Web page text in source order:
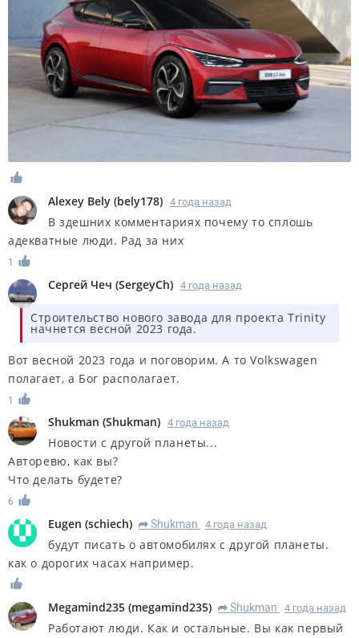
Alexey Bely (bely178) 4 года назад
В здешних комментариях почему то сплошь
адекватные люди. Рад за них
1
Сергей Чеч (SergeyCh) 4 года назад
Строительство нового завода для проекта Trinity
начнется весной 2023 года.
Вот весной 2023 года и поговорим. А то Volkswagen
полагает, а Бог располагает.
1
Shukman (Shukman) 4 года назад
Новости с другой планеты...
Авторевю, как вы?
Что делать будете?
6
Eugen (schiech) R Shukman 4 года назад
будут писать о автомобилях с другой планеты.
как о дорогих часах например.
Megamind235 (megamind235) R Shukman 4 года назад
Работают люди. Как и остальные. Вы как первый